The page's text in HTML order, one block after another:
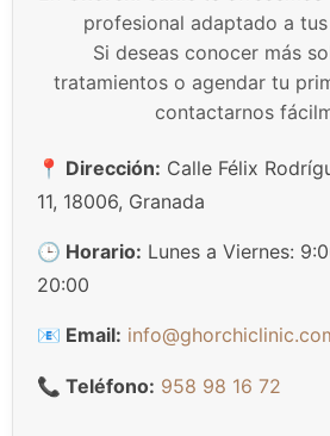
profesional adaptado a
Si deseas conocer más
tratamientos o agendar tu
contactarnos
📍 Dirección: Calle Félix
11, 18006, Granada
🕒 Horario: Lunes a Viernes:
20:00
📧 Email:
📞 Teléfono: 958 98 16 72